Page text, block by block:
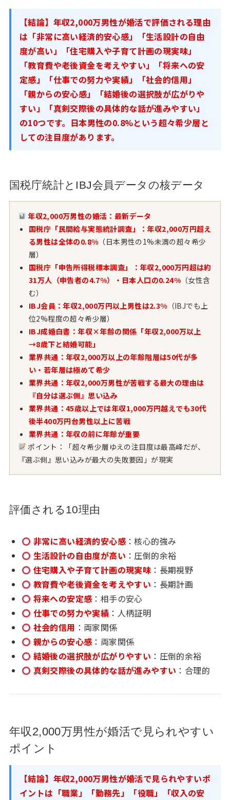
【結論】年収2,000万男性が婚活で評価される理由
は「非常に高い経済的安心感」「生活設計の自由
度が高い」「住宅購入や子育て計画の現実味」
「教育費や老後資金を考えやすい」「将来への安
定感」「仕事での努力や実績」「社会的信用」
「親からの安心感」「結婚後の選択肢が広がりや
すい」「真剣交際後の具体的な話が進みやすい」
の10つです。日本男性の0.8%という超々希少層と
しての注目度があります。
国税庁統計とIBJ会員データの核データ
年収2,000万男性の婚活：最新データ
国税庁「民間給与実態統計調査」：年収2,000万円超え
る男性は全体の0.8% （日本男性の1%未満の超々希少
層）
国税庁「申告所得税標本調査」：年収2,000万円超は約
31万人（申告者の4.7%）・日本人口の0.24%（女性含
む）
IBJ会員：年収2,000万円以上男性は2.3% （IBJでも上
位2%程度の超々希少層）
IBJ成婚白書：年収×年齢の関係「年収2,000万以上
→8歳下と結婚可能」
業界共通：年収2,000万以上の年齢階層は50代が多
い・若年層は極めて希少
業界共通：年収2,000万男性が苦戦する最大の理由は
『自分は選ぶ側』思い込み
業界共通：45歳以上では年収1,000万円越えでも30代
後半400万円台男性以上に苦戦
業界共通：年収の前に年齢が重要
ポイント：「超々希少層ゆえの注目度は最高峰だが、
『選ぶ側』思い込みが最大の失敗要因」が現実
評価される10理由
非常に高い経済的安心感：核心的強み
生活設計の自由度が高い ：圧倒的余裕
住宅購入や子育て計画の現実味 ：長期視野
教育費や老後資金を考えやすい ：長期計画
将来への安定感 ：相手の安心
仕事での努力や実績 ：人柄証明
社会的信用 ：両家関係
親からの安心感 ：両家関係
結婚後の選択肢が広がりやすい ：圧倒的余裕
真剣交際後の具体的な話が進みやすい ：合理的
年収2,000万男性が婚活で見られやすい
ポイント
【結論】年収2,000万男性が婚活で見られやすいポ
イントは「職業」「勤務先」「役職」「収入の安